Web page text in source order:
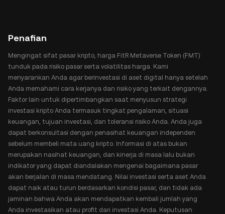
Penafian
Mengingat sifat pasar kripto, harga FitR Metaverse Token (FMT)
tunduk pada risiko pasar serta volatilitas harga. Kami
menyarankan Anda agar berinvestasi di aset digital hanya setelah
Anda memahami cara kerjanya dan risiko yang terkait dengannya.
Faktor lain untuk dipertimbangkan saat menyusun strategi
investasi kripto Anda termasuk tingkat pengalaman, situasi
keuangan, tujuan investasi, dan toleransi risiko Anda. Anda juga
dapat berkonsultasi dengan penasihat keuangan independen
sebelum membeli mata uang kripto. Informasi di atas bukan
merupakan nasihat keuangan, dan kinerja di masa lalu bukan
indikator yang dapat diandalakan mengenai bagaimana pasar
akan berjalan di masa mendatang. Nilai investasi serta aset Anda
dapat naik atau turun berdasarkan kondisi pasar, dan tidak ada
jaminan bahwa Anda akan mendapatkan kembali jumlah yang
Anda investasikan atau profit dari investasi Anda. Keputusan